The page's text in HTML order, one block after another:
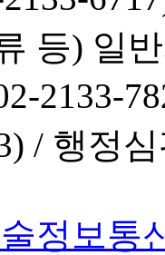
등) 일
2133-
/ 행정심